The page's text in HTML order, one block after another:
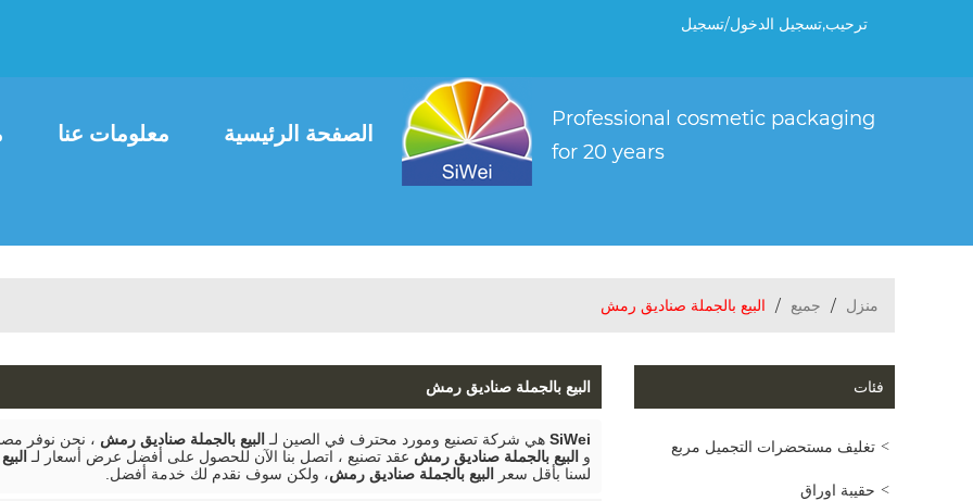
ترحيب,تسجيل الدخول/تسجيل
الصفحة الرئيسية معلومات عنا
اتصل بنا
منزل / جميع / البيع بالجملة صناديق رمش
فئات
تغليف مستحضرات التجميل مربع
حقيبة اوراق
البيع بالجملة صناديق رمش
SiWei هي شركة تصنيع ومورد محترف في الصين لـ البيع بالجملة صناديق رمش ، نحن نوفر
و البيع بالجملة صناديق رمش عقد تصنيع ، اتصل بنا الآن للحصول على أفضل عرض أسعار لـ
لسنا بأقل سعر
البيع بالجملة صناديق رمش، ولكن سوف نقدم لك خدمة أفضل.